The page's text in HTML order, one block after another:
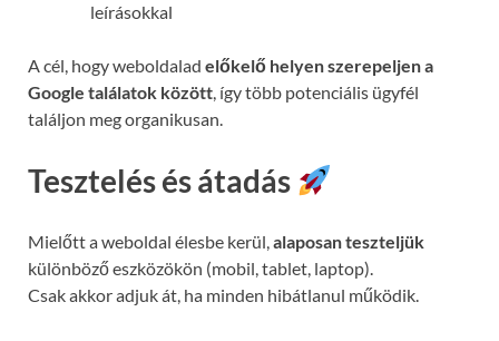
leírásokkal
A cél, hogy weboldalad előkelő helyen szerepeljen a
Google találatok között, így több potenciális ügyfél
találjon meg organikusan.
Tesztelés és átadás
Mielőtt a weboldal élesbe kerül,alaposan teszteljük
különböző eszközökön (mobil, tablet, laptop).
Csak akkor adjuk át, ha minden hibátlanul működik.